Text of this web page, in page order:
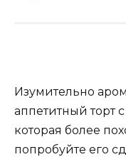
Изумительно
аппетитный торт
которая более
попробуйте его